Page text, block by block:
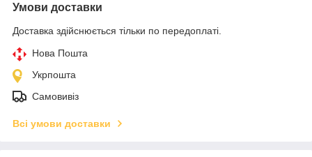
Умови доставки
Доставка здійснюється тільки по передоплаті.
Нова Пошта
Укрпошта
Самовивіз
Всі умови доставки